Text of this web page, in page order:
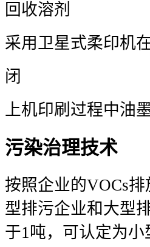
回收溶剂
采用卫星式柔印机
闭
上机印刷过程中油
污染治理技术
按照企业的VOCs
型排污企业和大型
于1吨，可认定为